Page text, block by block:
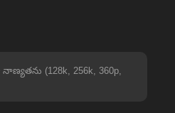
(128k, 256k, 360p,